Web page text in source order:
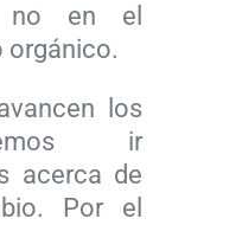
no en el
orgánico.
los
ir
acerca de
Por el
s
c
a
v
e
p